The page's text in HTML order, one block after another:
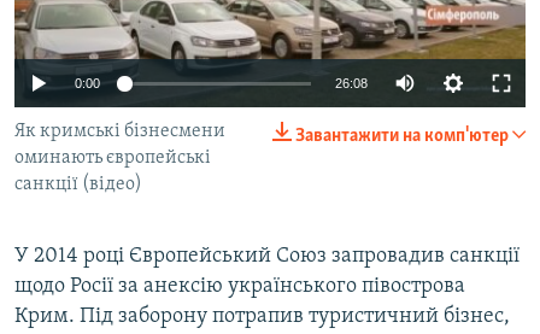
ВІДЕОУРОКИ «ELIFBE»
СВІДЧЕННЯ ОКУПАЦІЇ
УКРАЇНСЬКА ПРОБЛЕМА КРИМУ
ІНФОГРАФІКА
Русский
Qırımtatar
ДОЛУЧАЙСЯ!
Усі сайти RFE/RL
0:00 26:08
Завантажити на комп'ютер
Як кримські бізнесмени
оминають європейські
санкції (відео)
У 2014 році Європейський Союз запровадив санкції
щодо Росії за анексію українського півострова
Крим. Під заборону потрапив туристичний бізнес,